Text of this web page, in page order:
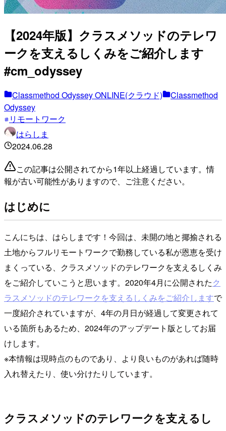
【2024年版】クラスメソッドのテレワ
ークを支えるしくみをご紹介します
#cm_odyssey
Classmethod Odyssey ONLINE(クラウド)
Classmethod
Odyssey
リモートワーク
はらしま
2024.06.28
この記事は公開されてから1年以上経過しています。情
報が古い可能性がありますので、ご注意ください。
はじめに
こんにちは、はらしまです！今回は、未開の地と揶揄される
土地からフルリモートワークで勤務している私が恩恵を受け
まくっている、クラスメソッドのテレワークを支えるしくみ
をご紹介していこうと思います。2020年4月に公開されたク
ラスメソッドのテレワークを支えるしくみをご紹介しますで
一度紹介されていますが、4年の月日が経過して変更されて
いる箇所もあるため、2024年のアップデート版としてお届
けします。
※本情報は現時点のものであり、より良いものがあれば随時
入れ替えたり、使い分けたりしています。
クラスメソッドのテレワークを支えるし